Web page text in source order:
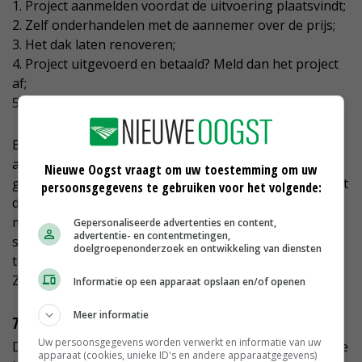
1. Project aanmelden voordat de uitvoering plaatsvindt;
2. Zelf onderhandelen met de aannemer over de prijs;
3. Het dak laten renoveren;
4. Project uitgevoerd en betaald? Meld dan het project
af;
5. Ontvang de cashback op de bankrekening.
Boeren en tuinders die aan de slag gaan met
asbestsanering en dakrenovatie kunnen direct
gebruikmaken van de situatie om zonnepanelen op het
dak te leggen. Ook hier valt veel voordeel te behalen
met het LTO-lidmaatschap. LTO biedt haar leden een
scherpe prijs-kwaliteitverhouding door grootschalig in
te kopen. Sinds april 2014 is Tenten Solar
Zonnepanelen leverancier van LTO.
750 agrariërs
Dankzij de heldere informatievoorziening en collectieve
Nieuwe Oogst vraagt om uw toestemming om uw
persoonsgegevens te gebruiken voor het volgende:
Gepersonaliseerde advertenties en content,
advertentie- en contentmetingen,
doelgroepenonderzoek en ontwikkeling van diensten
Informatie op een apparaat opslaan en/of openen
Meer informatie
Uw persoonsgegevens worden verwerkt en informatie van uw
apparaat (cookies, unieke ID's en andere apparaatgegevens)